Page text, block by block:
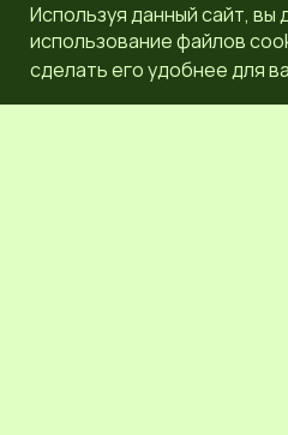
Используя данный сайт, вы
использование файлов
сделать его удобнее для